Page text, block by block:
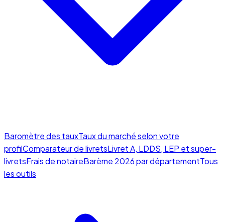
Baromètre des tauxTaux du marché selon votre
profilComparateur de livretsLivret A, LDDS, LEP et super-
livretsFrais de notaireBarème 2026 par départementTous
les outils